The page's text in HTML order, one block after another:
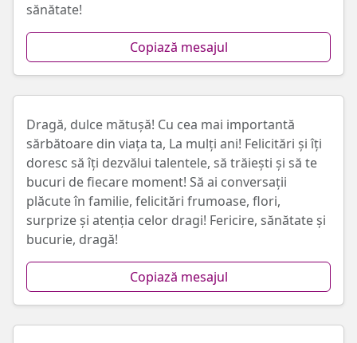
sănătate!
Copiază mesajul
Dragă, dulce mătușă! Cu cea mai importantă
sărbătoare din viața ta, La mulți ani! Felicitări și îți
doresc să îți dezvălui talentele, să trăiești și să te
bucuri de fiecare moment! Să ai conversații
plăcute în familie, felicitări frumoase, flori,
surprize și atenția celor dragi! Fericire, sănătate și
bucurie, dragă!
Copiază mesajul